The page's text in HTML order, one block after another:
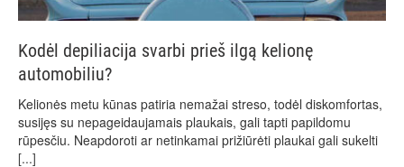
Kodėl depiliacija svarbi prieš ilgą kelionę
automobiliu?
Kelionės metu kūnas patiria nemažai streso, todėl diskomfortas,
susijęs su nepageidaujamais plaukais, gali tapti papildomu
rūpesčiu. Neapdoroti ar netinkamai prižiūrėti plaukai gali sukelti
[...]